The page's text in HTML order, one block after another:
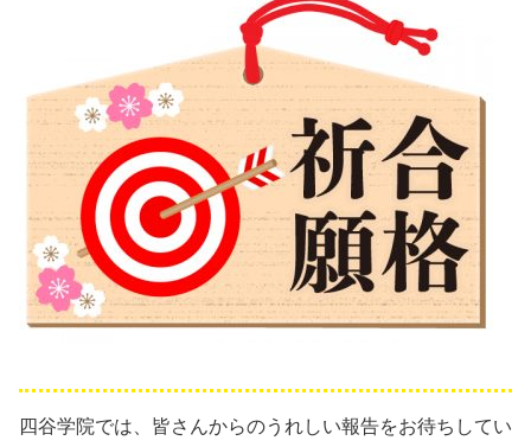
四谷学院では、皆さんからのうれしい報告をお待ちしてい